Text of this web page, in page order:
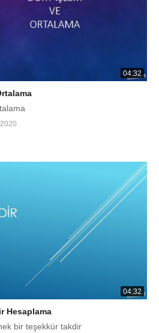
04:32
04:32
Hesaplama
bir teşekkür takdir